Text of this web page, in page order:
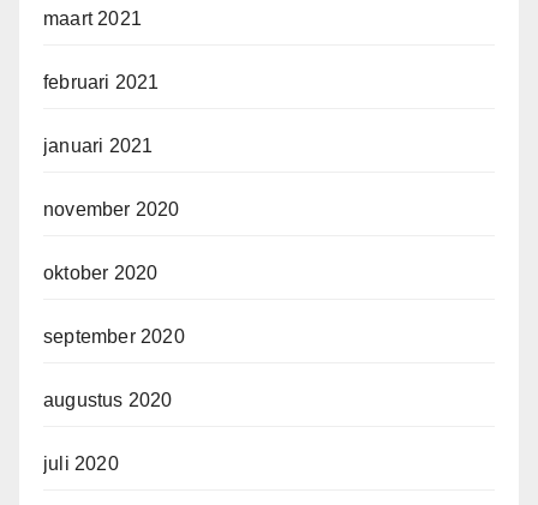
maart 2021
februari 2021
januari 2021
november 2020
oktober 2020
september 2020
augustus 2020
juli 2020